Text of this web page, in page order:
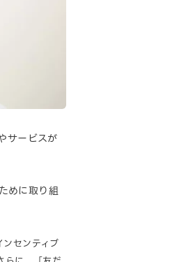
サービスが
めに取り組
センティブ